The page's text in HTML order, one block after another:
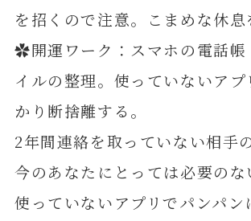
を招くので注意。こまめな休息
✿開運ワーク：スマホの電話帳
イルの整理。使っていないアプ
かり断捨離する。
2年間連絡を取っていない相手
今のあなたにとっては必要のな
使っていないアプリでパンパン